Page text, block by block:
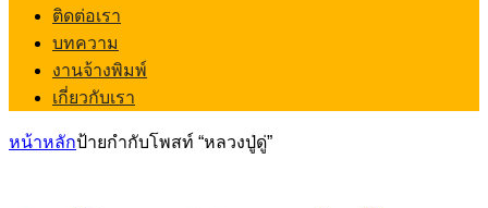
ติดต่อเรา
บทความ
งานจ้างพิมพ์
เกี่ยวกับเรา
หน้าหลักป้ายกำกับโพสท์ “หลวงปู่ดู่”